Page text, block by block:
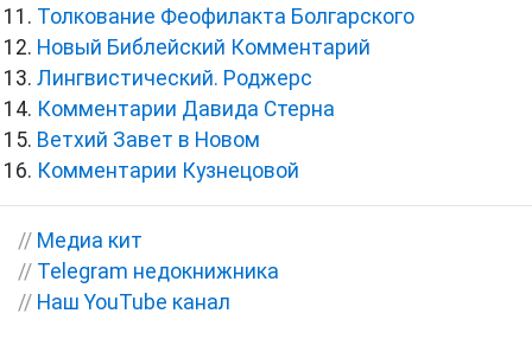
Толкование Феофилакта Болгарского
Новый Библейский Комментарий
Лингвистический. Роджерс
Комментарии Давида Стерна
Ветхий Завет в Новом
Комментарии Кузнецовой
// Медиа кит
// Telegram недокнижника
// Наш YouTube канал